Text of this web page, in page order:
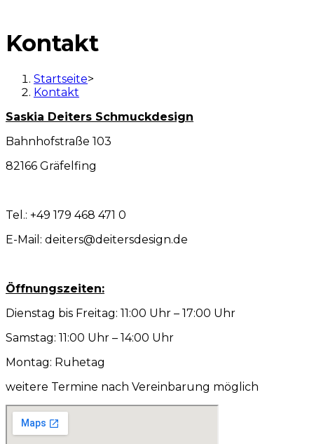
Kontakt
Startseite>
Kontakt
Saskia Deiters Schmuckdesign
Bahnhofstraße 103
82166 Gräfelfing
Tel.: +49 179 468 471 0
E-Mail: deiters@deitersdesign.de
Öffnungszeiten:
Dienstag bis Freitag: 11:00 Uhr – 17:00 Uhr
Samstag: 11:00 Uhr – 14:00 Uhr
Montag: Ruhetag
weitere Termine nach Vereinbarung möglich